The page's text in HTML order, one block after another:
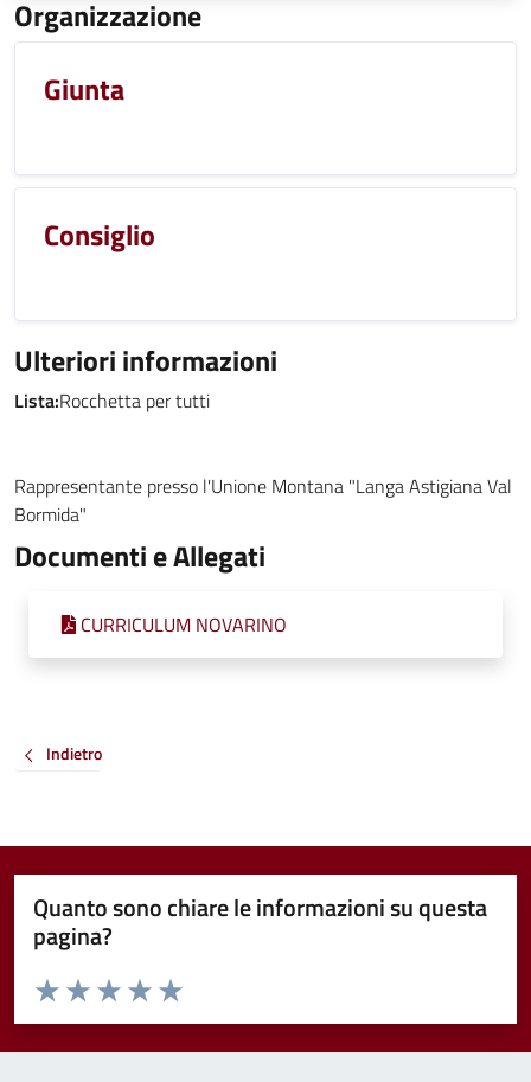
Organizzazione
Giunta
Consiglio
Ulteriori informazioni
Lista:Rocchetta per tutti
Rappresentante presso l'Unione Montana "Langa Astigiana Val
Bormida"
Documenti e Allegati
CURRICULUM NOVARINO
Indietro
Quanto sono chiare le informazioni su questa
pagina?
Valuta da 1 a 5 stelle la pagina
Valuta 5 stelle su 5
Valuta 4 stelle su 5
Valuta 3 stelle su 5
Valuta 2 stelle su 5
Valuta 1 stelle su 5